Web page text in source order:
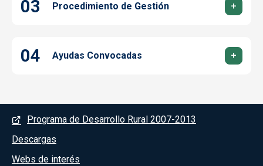
Procedimiento de Gestión
Ayudas Convocadas
Menú del pie
Programa de Desarrollo Rural 2007-2013
Descargas
Webs de interés